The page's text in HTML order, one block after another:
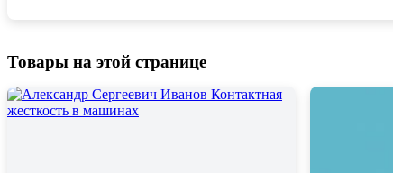
Товары на этой странице